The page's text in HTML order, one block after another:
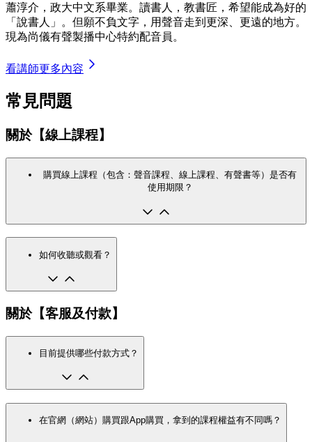
蕭淳介，政大中文系畢業。讀書人，教書匠，希望能成為好的
「說書人」。但願不負文字，用聲音走到更深、更遠的地方。
現為尚儀有聲製播中心特約配音員。
看講師更多內容
常見問題
關於【線上課程】
購買線上課程（包含：聲音課程、線上課程、有聲書等）是否有
使用期限？
如何收聽或觀看？
關於【客服及付款】
目前提供哪些付款方式？
在官網（網站）購買跟App購買，拿到的課程權益有不同嗎？